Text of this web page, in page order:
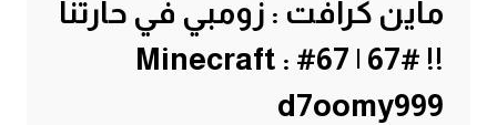
ماين كرافت : زومبي في حارتنا
!! #67 | 67# Minecraft :
d7oomy999